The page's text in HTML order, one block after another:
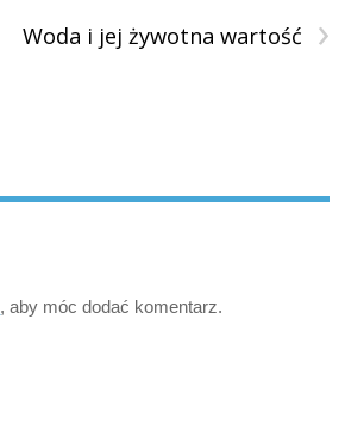
›
Woda i jej żywotna wartość
, aby móc dodać komentarz.